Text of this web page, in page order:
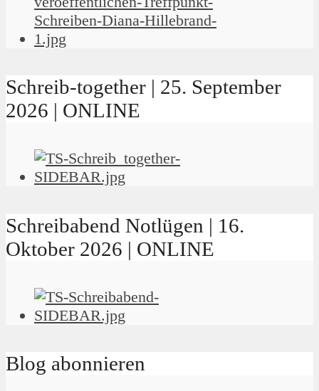
Schreib-together | 25. September
2026 | ONLINE
Schreibabend Notlügen | 16.
Oktober 2026 | ONLINE
Blog abonnieren